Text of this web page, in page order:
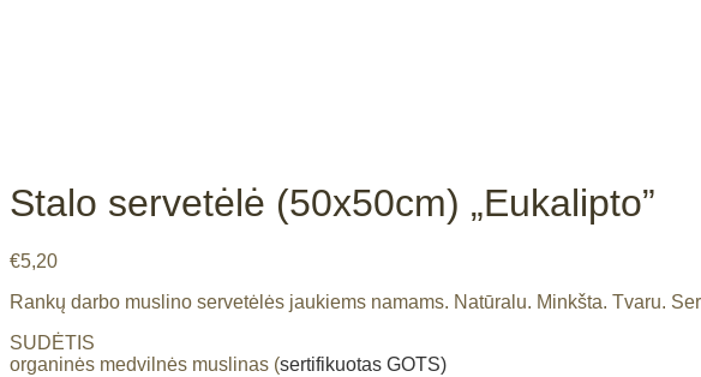
Stalo servetėlė (50x50cm) „Eukalipto”
€5,20
Rankų darbo muslino servetėlės jaukiems namams. Natūralu. Minkšta. Tvaru.
SUDĖTIS
organinės medvilnės muslinas (sertifikuotas GOTS)